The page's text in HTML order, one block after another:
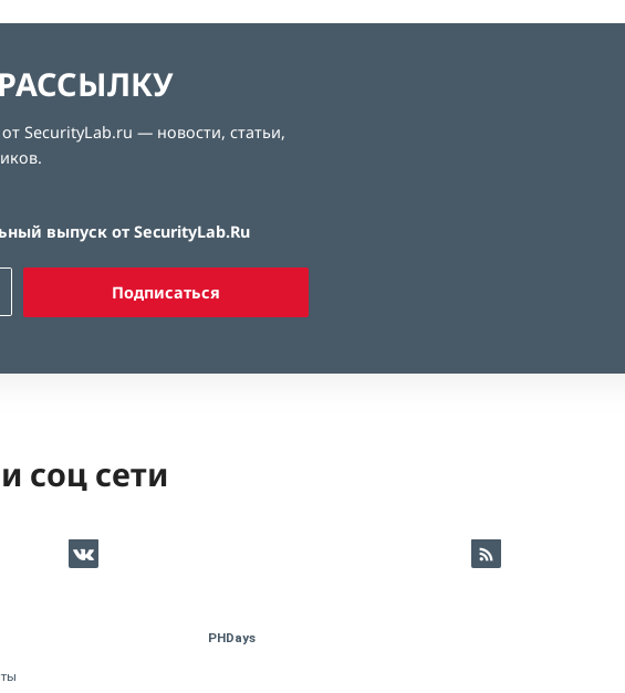
SecurityLab.ru — новости, статьи,
выпуск от SecurityLab.Ru
Подписаться
соц сети
PHDays